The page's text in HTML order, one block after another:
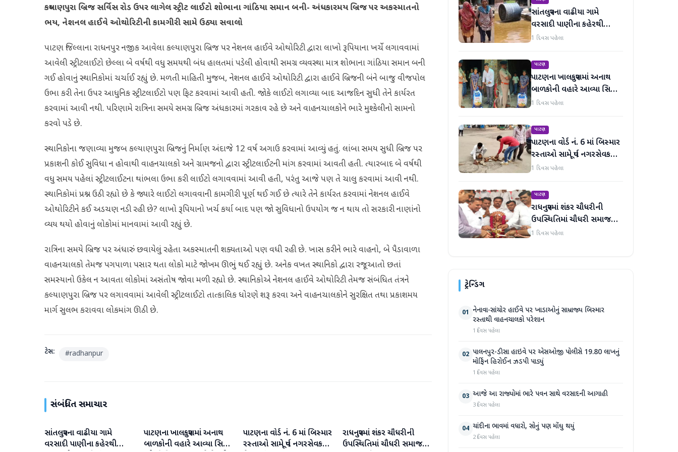
કલ્યાણપુરા બ્રિજ સર્વિસ રોડ ઉપર લાગેલ સ્ટ્રીટ લાઈટો શોભાના ગાંઠિયા સમાન બની- અંધકારમય બ્રિજ પર અકસ્માતનો
ભય, નેશનલ હાઈવે ઓથોરિટીની કામગીરી સામે ઉઠ્યા સવાલો
પાટણ જિલ્લાના રાધનપુર નજીક આવેલા કલ્યાણપુરા બ્રિજ પર નેશનલ હાઈવે ઓથોરિટી દ્વારા લાખો રૂપિયાના ખર્ચે લગાવવામાં
આવેલી સ્ટ્રીટલાઈટો છેલ્લા બે વર્ષથી વધુ સમયથી બંધ હાલતમાં પડેલી હોવાથી સમગ્ર વ્યવસ્થા માત્ર શોભાના ગાંઠિયા સમાન બની
ગઈ હોવાનું સ્થાનિકોમાં ચર્ચાઈ રહ્યું છે. મળતી માહિતી મુજબ, નેશનલ હાઈવે ઓથોરિટી દ્વારા હાઈવે બ્રિજની બંને બાજુ વીજપોલ
ઉભા કરી તેના ઉપર આધુનિક સ્ટ્રીટલાઈટો પણ ફિટ કરવામાં આવી હતી. જોકે લાઈટો લગાવ્યા બાદ આજદિન સુધી તેને કાર્યરત
કરવામાં આવી નથી. પરિણામે રાત્રિના સમયે સમગ્ર બ્રિજ અંધકારમાં ગરકાવ રહે છે અને વાહનચાલકોને ભારે મુશ્કેલીનો સામનો
કરવો પડે છે.
સ્થાનિકોના જણાવ્યા મુજબ કલ્યાણપુરા બ્રિજનું નિર્માણ અંદાજે 12 વર્ષ અગાઉ કરવામાં આવ્યું હતું. લાંબા સમય સુધી બ્રિજ પર
પ્રકાશની કોઈ સુવિધા ન હોવાથી વાહનચાલકો અને ગ્રામજનો દ્વારા સ્ટ્રીટલાઈટની માંગ કરવામાં આવતી હતી. ત્યારબાદ બે વર્ષથી
વધુ સમય પહેલાં સ્ટ્રીટલાઈટના થાંભલા ઉભા કરી લાઈટો લગાવવામાં આવી હતી, પરંતુ આજે પણ તે ચાલુ કરવામાં આવી નથી.
સ્થાનિકોમાં પ્રશ્ન ઉઠી રહ્યો છે કે જ્યારે લાઈટો લગાવવાની કામગીરી પૂર્ણ થઈ ગઈ છે ત્યારે તેને કાર્યરત કરવામાં નેશનલ હાઈવે
ઓથોરિટીને કઈ અડચણ નડી રહી છે? લાખો રૂપિયાનો ખર્ચ કર્યા બાદ પણ જો સુવિધાનો ઉપયોગ જ ન થાય તો સરકારી નાણાંનો
વ્યય થયો હોવાનું લોકોમાં માનવામાં આવી રહ્યું છે.
રાત્રિના સમયે બ્રિજ પર અંધારું છવાયેલું રહેતા અકસ્માતની શક્યતાઓ પણ વધી રહી છે. ખાસ કરીને ભારે વાહનો, બે પૈડાવાળા
વાહનચાલકો તેમજ પગપાળા પસાર થતા લોકો માટે જોખમ ઊભું થઈ રહ્યું છે. અનેક વખત સ્થાનિકો દ્વારા રજૂઆતો છતાં
સમસ્યાનો ઉકેલ ન આવતા લોકોમાં અસંતોષ જોવા મળી રહ્યો છે. સ્થાનિકોએ નેશનલ હાઈવે ઓથોરિટી તેમજ સંબંધિત તંત્રને
કલ્યાણપુરા બ્રિજ પર લગાવવામાં આવેલી સ્ટ્રીટલાઈટો તાત્કાલિક ધોરણે શરૂ કરવા અને વાહનચાલકોને સુરક્ષિત તથા પ્રકાશમય
માર્ગ સુલભ કરાવવા લોકમાંગ ઊઠી છે.
ટેગ્સ: #radhanpur
સંબંધિત સમાચાર
પાટણ
સાંતલપુરના વાઢીયા ગામે
વરસાદી પાણીના કહેરથી
પાટણ
પાટણના ખાલકપુરામાં અનાથ
બાળકોની વહારે આવ્યા સિટી
પાટણ
પાટણના વોર્ડ નં. 6 માં બિસ્માર
રસ્તાઓ સામે પૂર્વ નગરસેવક
પાટણ
રાધનપુરમાં શંકર ચૌધરીની
ઉપસ્થિતિમાં ચૌધરી સમાજની
સાંતલપુરના વાઢીયા ગામે
વરસાદી પાણીના કહેરથી
ગ્રામજનો હાલાકીમાં
1 દિવસ પહેલા
પાટણ
પાટણના ખાલકપુરામાં અનાથ
બાળકોની વહારે આવ્યા સિટી
'એ' ડિવિઝન PI અને તેમની
1 દિવસ પહેલા
પાટણ
પાટણના વોર્ડ નં. 6 માં બિસ્માર
રસ્તાઓ સામે પૂર્વ નગરસેવક
મેદાનમાં
1 દિવસ પહેલા
પાટણ
રાધનપુરમાં શંકર ચૌધરીની
ઉપસ્થિતિમાં ચૌધરી સમાજની
સભા મળી
1 દિવસ પહેલા
ટ્રેન્ડિંગ
01 નેનાવા-સાંચોર હાઈવે પર ખાડાઓનું સામ્રાજ્ય બિસ્માર
રસ્તાથી વાહનચાલકો પરેશાન
1 દિવસ પહેલા
02 પાલનપુર-ડીસા હાઇવે પર એસઓજી પોલીસે 19.80 લાખનું
મોર્ફિન હિરોઈન ઝડપી પાડ્યું
1 દિવસ પહેલા
03 આજે આ રાજ્યોમાં ભારે પવન સાથે વરસાદની આગાહી
3 દિવસ પહેલા
04 ચાંદીના ભાવમાં વધારો, સોનું પણ મોંઘુ થયું
2 દિવસ પહેલા